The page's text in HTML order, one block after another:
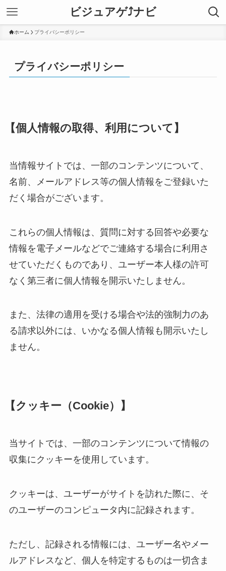
ビジュアゲ⤴ナビ
ホーム プライバシーポリシー
プライバシーポリシー
【個人情報の取得、利用について】
当情報サイトでは、一部のコンテンツについて、
名前、メールアドレス等の個人情報をご登録いた
だく場合がございます。
これらの個人情報は、質問に対する回答や必要な
情報を電子メールなどでご連絡する場合に利用さ
せていただくものであり、ユーザー本人様の許可
なく第三者に個人情報を開示いたしません。
また、法律の適用を受ける場合や法的強制力のあ
る請求以外には、いかなる個人情報も開示いたし
ません。
【クッキー（Cookie）】
当サイトでは、一部のコンテンツについて情報の
収集にクッキーを使用しています。
クッキーは、ユーザーがサイトを訪れた際に、そ
のユーザーのコンピュータ内に記録されます。
ただし、記録される情報には、ユーザー名やメー
ルアドレスなど、個人を特定するものは一切含ま